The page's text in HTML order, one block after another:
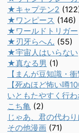
★キャプテン2
★ワンピース (146)
★ワールドトリガー
★刃牙らへん (55)
★宇宙人はいらない
★真なる男 (1)
【まんが豆知識・衝
【死ぬほど怖い噂
いともたやすく行
こち亀 (2)
じゃあ、君の代わ
その他漫画 (71)